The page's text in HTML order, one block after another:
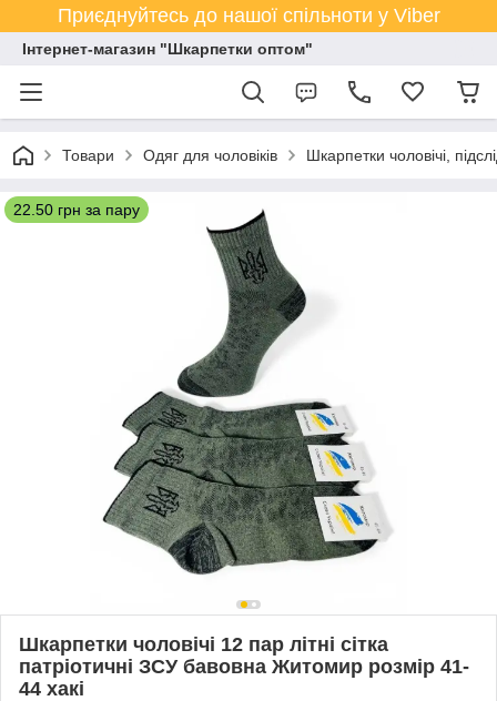
Приєднуйтесь до нашої спільноти у Viber
Інтернет-магазин "Шкарпетки оптом"
Товари Одяг для чоловіків Шкарпетки чоловічі,
22.50 грн за пару
Шкарпетки чоловічі 12 пар літні сітка
патріотичні ЗСУ бавовна Житомир розмір 41-
44 хакі